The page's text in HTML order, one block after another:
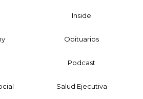
Inside
Obituarios
Podcast
Salud Ejecutiva